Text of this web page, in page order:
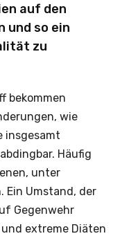
auf den
und so ein
zu
bekommen
wie
insgesamt
Häufig
unter
Ein Umstand, der
Gegenwehr
extreme Diäten